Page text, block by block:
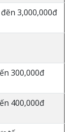
3,000,000đ
300,000đ
400,000đ